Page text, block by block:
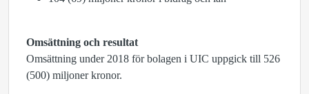
Omsättning och resultat
Omsättning under 2018 för bolagen i UIC uppgick till 526
(500) miljoner kronor.